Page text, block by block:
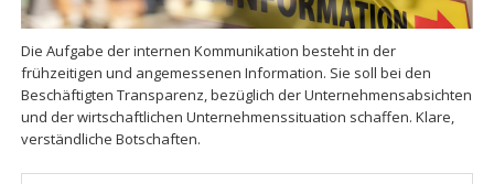
Die Aufgabe der internen Kommunikation besteht in der
frühzeitigen und angemessenen Information. Sie soll bei den
Beschäftigten Transparenz, bezüglich der Unternehmensabsichten
und der wirtschaftlichen Unternehmenssituation schaffen. Klare,
verständliche Botschaften.